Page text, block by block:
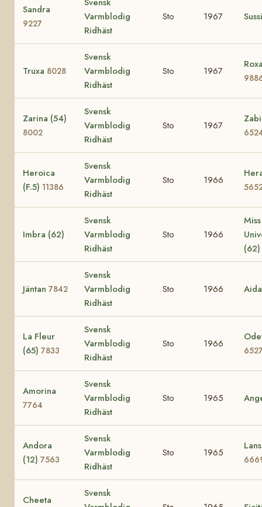
Sandra
9227
Varmblodig
Ridhäst
Sto 1967
Truxa 8028
Svensk
Varmblodig
Ridhäst
Sto 1967
Zarina (54)
8002
Svensk
Varmblodig
Ridhäst
Sto 1967
Heroica
(F.5) 11386
Svensk
Varmblodig
Ridhäst
Sto 1966
Imbra (62)
Svensk
Varmblodig
Ridhäst
Sto 1966
Miss
(62)
Jäntan 7842
Svensk
Varmblodig
Ridhäst
Sto 1966
La Fleur
(65) 7833
Svensk
Varmblodig
Ridhäst
Sto 1966
Amorina
7764
Svensk
Varmblodig
Ridhäst
Sto 1965
Andora
(12) 7563
Svensk
Varmblodig
Ridhäst
Sto 1965
Cheeta
Svensk